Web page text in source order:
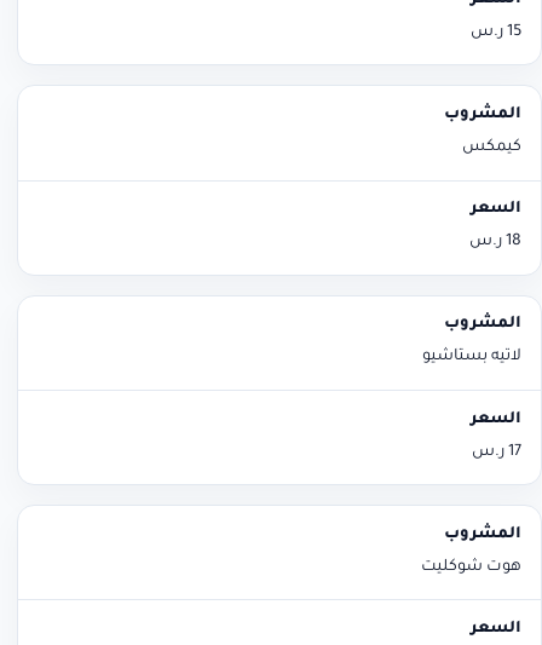
15 ر.س
كيمكس
18 ر.س
لاتيه بستاشيو
17 ر.س
هوت شوكليت